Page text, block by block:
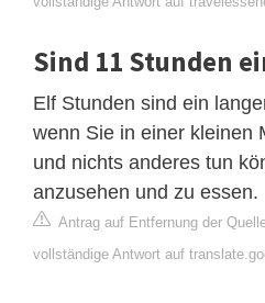
Sind 11 Stunden
Elf Stunden sind ein
wenn Sie in einer kleinen
und nichts anderes tun
anzusehen und zu essen.
Antrag auf Entfernung der
vollständige Antwort auf